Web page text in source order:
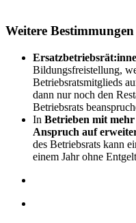
Weitere Bestimmungen
Bildungsfreistellung,
Betriebsratsmitglieds
dann nur noch den
Betriebsrats
In Betrieben mit mehr
Anspruch auf
des Betriebsrats kann
einem Jahr ohne